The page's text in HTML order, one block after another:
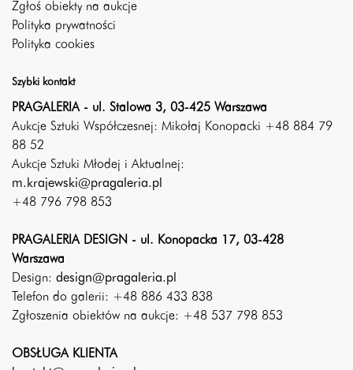
Zgłoś obiekty na aukcje
Polityka prywatności
Polityka cookies
Szybki kontakt
PRAGALERIA - ul. Stalowa 3, 03-425 Warszawa
Aukcje Sztuki Współczesnej: Mikołaj Konopacki +48 884 79
88 52
Aukcje Sztuki Młodej i Aktualnej:
m.krajewski@pragaleria.pl
+48 796 798 853
PRAGALERIA DESIGN - ul. Konopacka 17, 03-428
Warszawa
Design: design@pragaleria.pl
Telefon do galerii: +48 886 433 838
Zgłoszenia obiektów na aukcje: +48 537 798 853
OBSŁUGA KLIENTA